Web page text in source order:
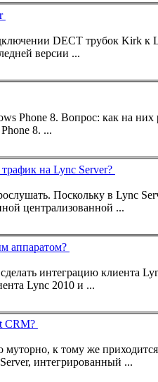
Прошло больше года с тех пор как я писал о подключении DECT трубок Kirk к
версии ...
Появились первые мобильные устройства
Phone 8. ...
на Lync Server?
... контакт центра, то можно поднять запись и прослушать. Поскольку в Lync
централизованной ...
аппаратом?
интеграцию клиента
Lync2010 и ...
и Microsoft CRM?
Server, интегрированный ...